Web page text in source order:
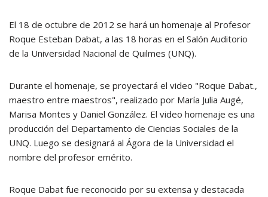
El 18 de octubre de 2012 se hará un homenaje al Profesor
Roque Esteban Dabat, a las 18 horas en el Salón Auditorio
de la Universidad Nacional de Quilmes (UNQ).
Durante el homenaje, se proyectará el video "Roque Dabat.,
maestro entre maestros", realizado por María Julia Augé,
Marisa Montes y Daniel González. El video homenaje es una
producción del Departamento de Ciencias Sociales de la
UNQ. Luego se designará al Ágora de la Universidad el
nombre del profesor emérito.
Roque Dabat fue reconocido por su extensa y destacada